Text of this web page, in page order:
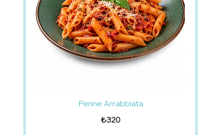
Penne Arrabbiata
₺320